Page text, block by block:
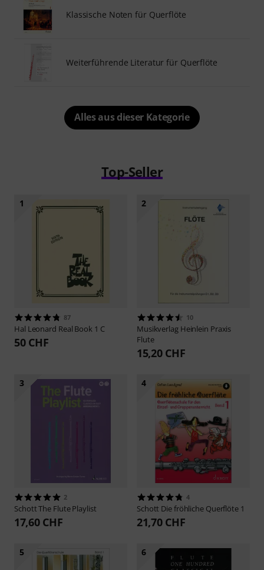
Klassische Noten für Querflöte
Weiterführende Literatur für Querflöte
Alles aus dieser Kategorie
Top-Seller
1
87
Hal Leonard Real Book 1 C
50 CHF
2
10
Musikverlag Heinlein Praxis
Flute
15,20 CHF
3
2
SchottThe Flute Playlist
17,60 CHF
4
4
Schott Die fröhliche Querflöte 1
21,70 CHF
5 6